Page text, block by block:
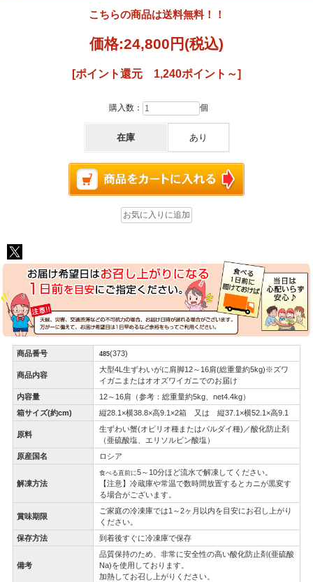
こちらの商品は送料無料！！
価格:24,800円 (税込)
[ポイント還元 1,240ポイント～]
購入数： 個
在庫 あり
商品番号 485(373)
商品内容
大型4L生ずわいがに肩脚12～16肩(総重量約5kg)※ズワ
イガニまたはオオズワイガニでのお届け
内容量
12～16肩（参考：総重量約5kg、net4.4kg）
箱サイズ(約cm)
縦28.1×横38.8×高9.1×2箱 又は 縦37.1×横52.1×高9.1
原料
生ずわい蟹(オピリオ種またはバルダイ種)／酸化防止剤
（亜硫酸塩、エリソルビン酸塩）
原産国名
ロシア
解凍方法
食べる直前に5～10分ほど流水で解凍してください。
【注意】冷蔵庫や常温で数時間放置するとカニが黒変す
る場合がございます。
賞味期限
ご家庭の冷凍庫では1～2ヶ月以内を目安にお召し上がり
ください。
保存方法
到着後すぐに冷凍庫で保存
備考
品質保持のため、非常に安全性の高い酸化防止剤(亜硫酸
Na)を使用しております。
加熱してお召し上がりください。